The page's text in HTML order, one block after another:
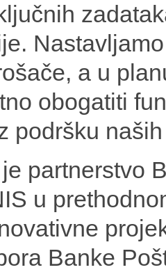
a u
obogatiti
podršku
partnerstvo
u
Banke